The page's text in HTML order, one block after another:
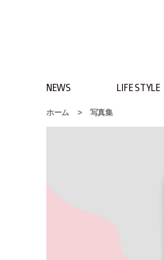
NEWS LIFE STYLE
ホーム > 写真集